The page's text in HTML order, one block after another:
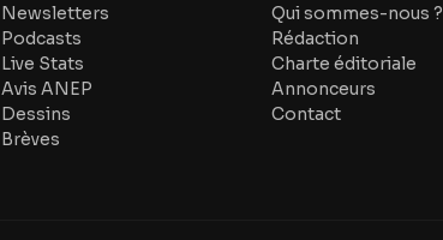
Newsletters
Podcasts
Live Stats
Avis ANEP
Dessins
Brèves
Qui sommes-nous ?
Rédaction
Charte éditoriale
Annonceurs
Contact